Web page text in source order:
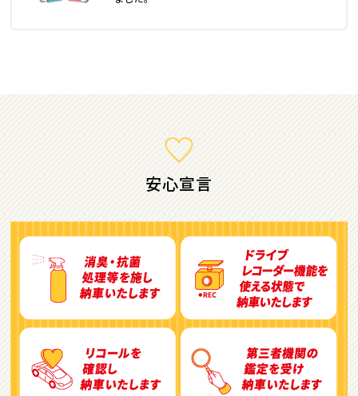
2
アルファード
位
トヨタ
ヴォクシー
安心宣言